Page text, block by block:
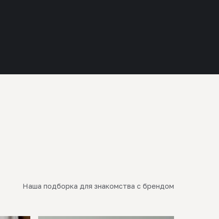
Наша подборка для знакомства с брендом